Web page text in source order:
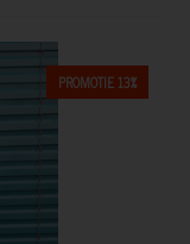
PROMOTIE 13%